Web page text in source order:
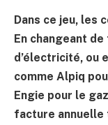
Dans ce jeu, les
En changeant
d’électricité, ou
comme Alpiq
Engie pour le
facture annuelle